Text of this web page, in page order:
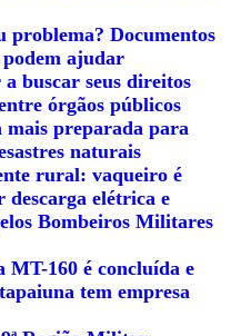
problema? Documentos
podem ajudar
buscar seus direitos
órgãos públicos
preparada para
naturais
rural: vaqueiro é
descarga elétrica e
Bombeiros Militares
MT-160 é concluída e
tem empresa